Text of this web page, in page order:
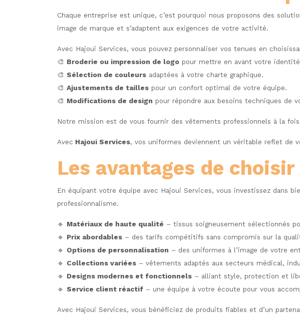
Chaque entreprise est unique, c’est pourquoi nous proposons des
image de marque et s’adaptent aux exigences de votre activité.
Avec Hajoui Services, vous pouvez personnaliser vos tenues en
🎨 Broderie ou impression de logo pour mettre en avant votre
🎨 Sélection de couleurs adaptées à votre charte graphique.
🎨 Ajustements de tailles pour un confort optimal de votre équipe.
🎨 Modifications de design pour répondre aux besoins techniques de
Notre mission est de vous fournir des vêtements professionnels à la
Avec Hajoui Services, vos uniformes deviennent un véritable reflet de
Les avantages de
En équipant votre équipe avec Hajoui Services, vous investissez
professionnalisme.
🔹 Matériaux de haute qualité – tissus soigneusement sélectionnés
🔹 Prix abordables – des tarifs compétitifs sans compromis sur la
🔹 Options de personnalisation – des uniformes à l’image de votre
🔹 Collections variées – vêtements adaptés aux secteurs médical,
🔹 Designs modernes et fonctionnels – alliant style, protection et
🔹 Service client réactif – une équipe à votre écoute pour vous
Avec Hajoui Services, vous bénéficiez de produits fiables et d’un